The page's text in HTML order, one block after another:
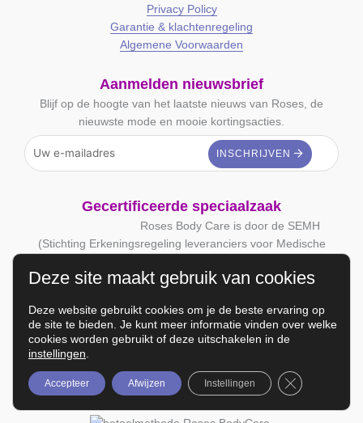
Privacy Policy
Garantie & klachtenregeling
Algemene Voorwaarden
Aanmelden nieuwsbrief
Blijf op de hoogte van het laatste nieuws van Roses, de
nieuwste mode en mooie kortingsacties.
Gecertificeerde speciaalzaak
Roses Body Care is door de SEMH
(Stichting Erkeningsregeling leveranciers voor Medische
Veilig en snel betalen
Deze site maakt gebruik van cookies
Deze website gebruikt cookies om je de beste ervaring op
de site te bieden. Je kunt meer informatie vinden over welke
cookies worden gebruikt of deze uitschakelen in de
instellingen
Accepteer Afwijzen Instellingen Sluit AVG/